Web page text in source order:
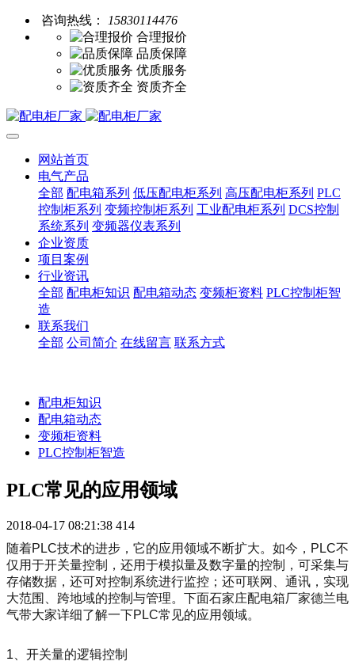
咨询热线：
15830114476
合理报价
品质保障
优质服务
资质齐全
网站首页
电气产品
全部 配电箱系列 低压配电柜系列 高压配电柜系列 PLC
控制柜系列 变频控制柜系列 工业配电柜系列 DCS控制
系统系列 变频器仪表系列
企业资质
项目案例
行业资讯
全部 配电柜知识 配电箱动态 变频柜资料 PLC控制柜智
造
联系我们
全部 公司简介 在线留言 联系方式
配电柜知识
配电箱动态
变频柜资料
PLC控制柜智造
PLC常见的应用领域
2018-04-17 08:21:38 414
随着PLC技术的进步，它的应用领域不断扩大。如今，PLC不
仅用于开关量控制，还用于模拟量及数字量的控制，可采集与
存储数据，还可对控制系统进行监控；还可联网、通讯，实现
大范围、跨地域的控制与管理。下面石家庄配电箱厂家德兰电
气带大家详细了解一下PLC常见的应用领域。
1、开关量的逻辑控制